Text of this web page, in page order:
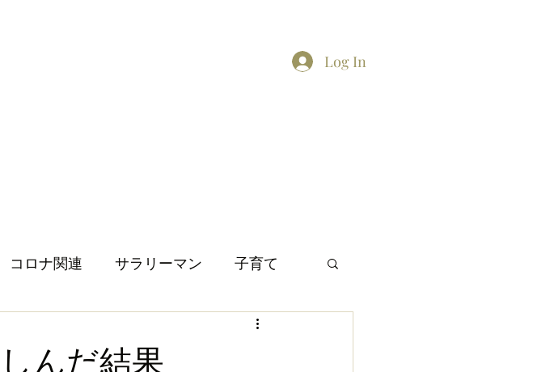
About Contact
Log In
コロナ関連 サラリーマン 子育て
日本文化
んだ結果